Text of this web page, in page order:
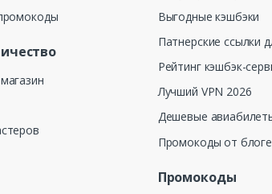
Выгодные кэшбэки
Патнерские ссылки
Рейтинг кэшбэк-
Лучший VPN 2026
Дешевые
Промокоды от
Промокоды